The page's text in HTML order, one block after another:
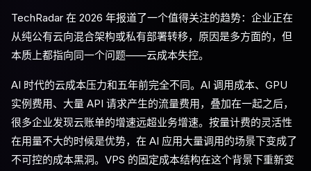
TechRadar 在 2026 年报道了一个值得关注的趋势：企业正在
从纯公有云向混合架构或私有部署转移，原因是多方面的，但
本质上都指向同一个问题——云成本失控。
AI 时代的云成本压力和五年前完全不同。AI 调用成本、GPU
实例费用、大量 API 请求产生的流量费用，叠加在一起之后，
很多企业发现云账单的增速远超业务增速。按量计费的灵活性
在用量不大的时候是优势，在 AI 应用大量调用的场景下变成了
不可控的成本黑洞。VPS 的固定成本结构在这个背景下重新变